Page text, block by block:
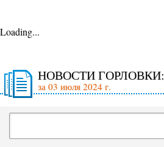
Loading...
НОВОСТИ ГОРЛОВКИ:
за 03 июля 2024 г.